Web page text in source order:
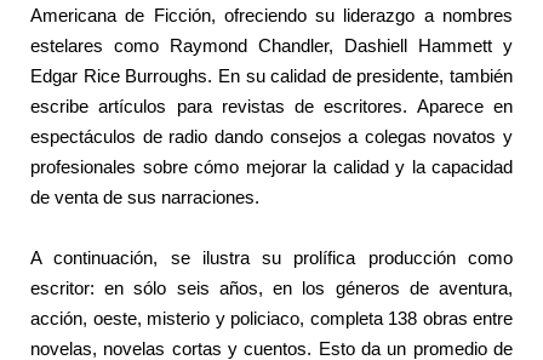
Americana de Ficción, ofreciendo su liderazgo a nombres
estelares como Raymond Chandler, Dashiell Hammett y
Edgar Rice Burroughs. En su calidad de presidente, también
escribe artículos para revistas de escritores. Aparece en
espectáculos de radio dando consejos a colegas novatos y
profesionales sobre cómo mejorar la calidad y la capacidad
de venta de sus narraciones.
A continuación, se ilustra su prolífica producción como
escritor: en sólo seis años, en los géneros de aventura,
acción, oeste, misterio y policiaco, completa 138 obras entre
novelas, novelas cortas y cuentos. Esto da un promedio de